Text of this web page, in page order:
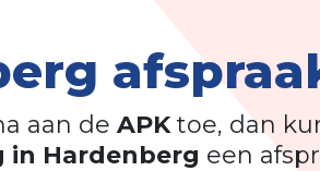
aan de APKtoe, dan
in Hardenberg een